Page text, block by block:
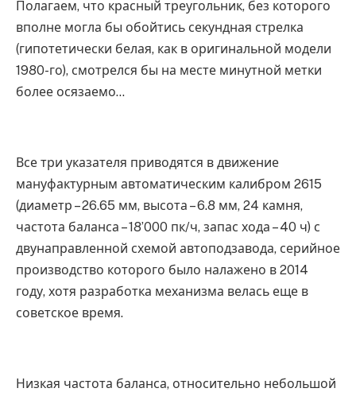
Полагаем, что красный треугольник, без которого
вполне могла бы обойтись секундная стрелка
(гипотетически белая, как в оригинальной модели
1980-го), смотрелся бы на месте минутной метки
более осязаемо…
Все три указателя приводятся в движение
мануфактурным автоматическим калибром 2615
(диаметр – 26.65 мм, высота – 6.8 мм, 24 камня,
частота баланса – 18’000 пк/ч, запас хода – 40 ч) с
двунаправленной схемой автоподзавода, серийное
производство которого было налажено в 2014
году, хотя разработка механизма велась еще в
советское время.
Низкая частота баланса, относительно небольшой